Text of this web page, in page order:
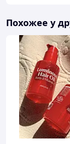
Похожее у